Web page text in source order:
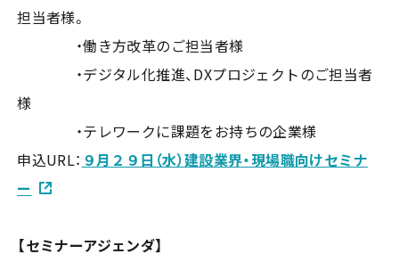
担当者様。
・働き方改革のご担当者様
・デジタル化推進、DXプロジェクトのご担当者
様
・テレワークに課題をお持ちの企業様
申込URL： ９月２９日（水）建設業界・現場職向けセミナ
ー
【セミナーアジェンダ】